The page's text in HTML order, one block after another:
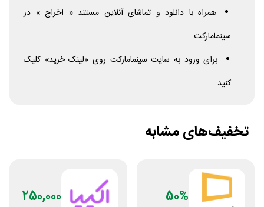
همراه با دانلود و تماشای آنلاین مستند « اخراج » در
سینمامارکت
برای ورود به سایت سینمامارکت روی «لینک خرید» کلیک
کنید
تخفیف‌های مشابه
50%
250,000